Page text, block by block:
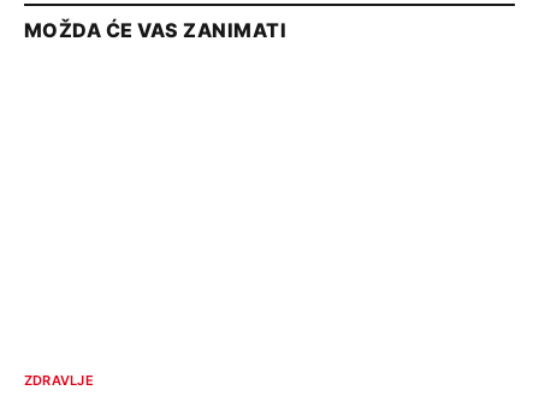
MOŽDA ĆE VAS ZANIMATI
ZDRAVLJE